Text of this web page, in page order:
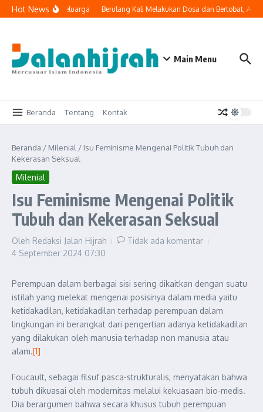
Lewati ke konten
Hot News
ke Ruang Keluarga Berulang Kali Melakukan Dosa dan Bertobat,
Main Menu
Beranda Tentang Kontak
Beranda / Milenial / Isu Feminisme Mengenai Politik Tubuh dan
Kekerasan Seksual
Milenial
Isu Feminisme Mengenai Politik
Tubuh dan Kekerasan Seksual
Oleh Redaksi Jalan Hijrah
Tidak ada komentar
4 September 2024 07:30
Perempuan dalam berbagai sisi sering dikaitkan dengan suatu
istilah yang melekat mengenai posisinya dalam media yaitu
ketidakadilan, ketidakadilan terhadap perempuan dalam
lingkungan ini berangkat dari pengertian adanya ketidakadilan
yang dilakukan oleh manusia terhadap non manusia atau
alam.[1]
Foucault, sebagai filsuf pasca-strukturalis, menyatakan bahwa
tubuh dikuasai oleh modernitas melalui kekuasaan bio-medis.
Dia berargumen bahwa secara khusus tubuh perempuan